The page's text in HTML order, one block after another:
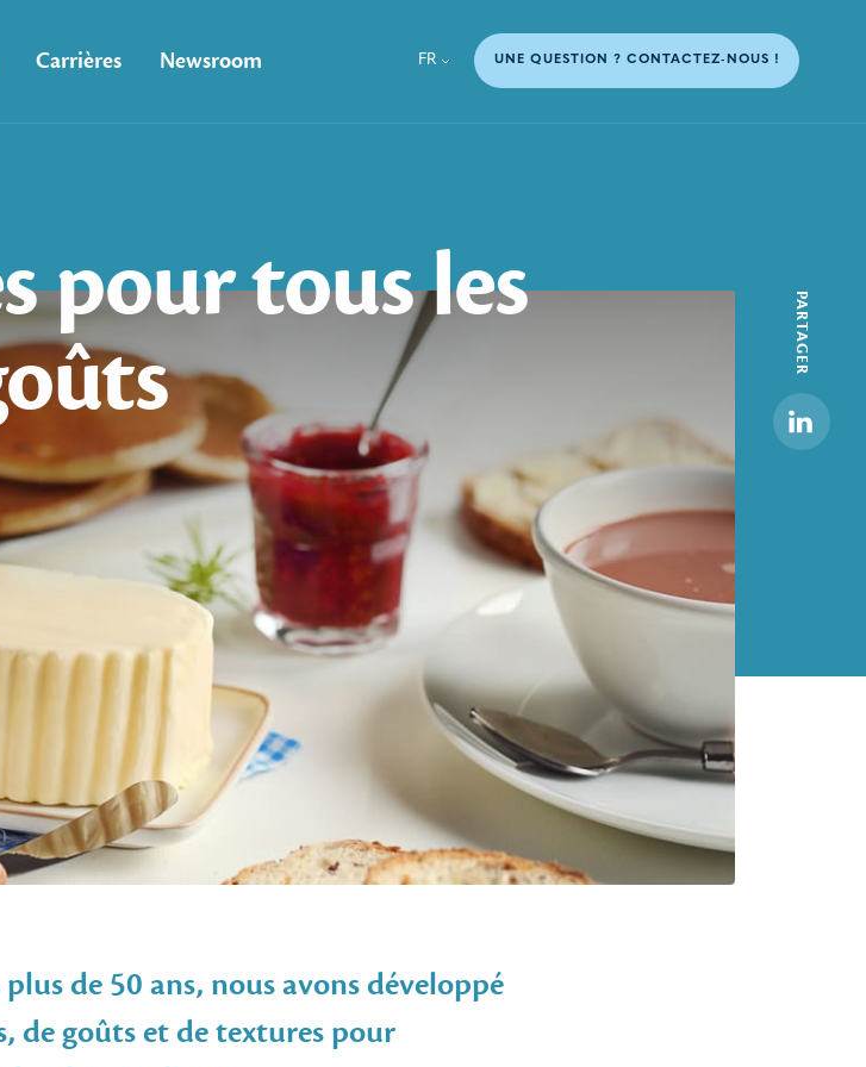
Carrières Newsroom FR UNE QUESTION ? CONTACTEZ-NOUS !
pourtousles
PARTAGER
de 50 ans, nous avons développé
de goûts et de textures pour